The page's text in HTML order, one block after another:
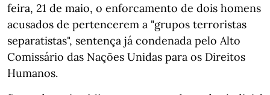
feira, 21 de maio, o enforcamento de dois homens
acusados de pertencerem a "grupos terroristas
separatistas", sentença já condenada pelo Alto
Comissário das Nações Unidas para os Direitos
Humanos.